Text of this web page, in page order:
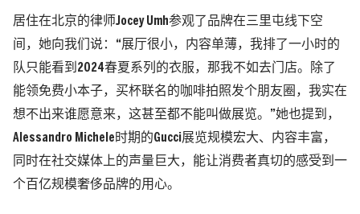
居住在北京的律师Jocey Umh参观了品牌在三里屯线下空
间，她向我们说：“展厅很小，内容单薄，我排了一小时的
队只能看到2024春夏系列的衣服，那我不如去门店。除了
能领免费小本子，买杯联名的咖啡拍照发个朋友圈，我实在
想不出来谁愿意来，这甚至都不能叫做展览。”她也提到，
Alessandro Michele时期的Gucci展览规模宏大、内容丰富，
同时在社交媒体上的声量巨大，能让消费者真切的感受到一
个百亿规模奢侈品牌的用心。